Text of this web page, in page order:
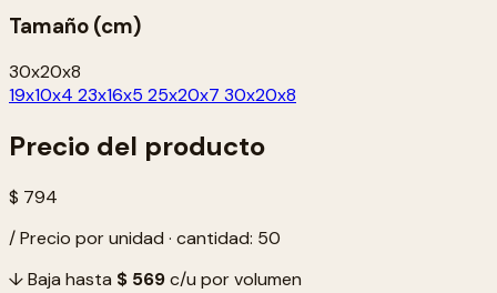
Tamaño (cm)
30x20x8
19x10x4 23x16x5 25x20x7 30x20x8
Precio del producto
$ 794
/ Precio por unidad · cantidad: 50
↓ Baja hasta $ 569c/u por volumen